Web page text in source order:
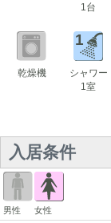
1台
乾燥機
1
シャワー
1室
入居条件
男性 女性